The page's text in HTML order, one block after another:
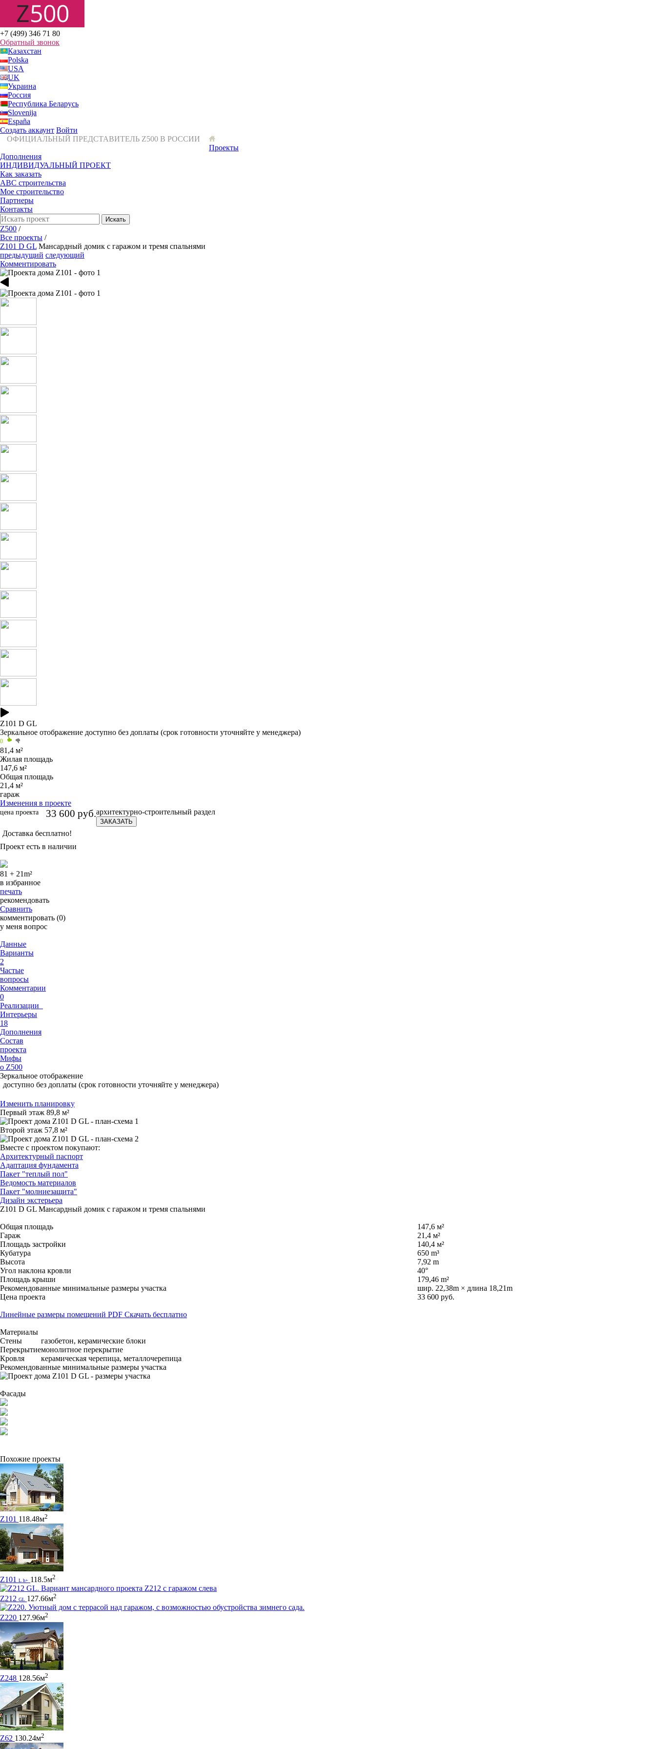
+7 (499) 346 71 80
Обратный звонок
Казахстан
Polska
USA
UK
Украина
Россия
Республика Беларусь
Slovenija
España
Создать аккаунт Войти
ОФИЦИАЛЬНЫЙ ПРЕДСТАВИТЕЛЬ Z500 В РОССИИ
Проекты
Дополнения
ИНДИВИДУАЛЬНЫЙ ПРОЕКТ
Как заказать
ABC строительства
Мое строительство
Партнеры
Контакты
Искать
Z500 /
Все проекты /
Z101 D GL Мансардный домик с гаражом и тремя спальнями
предыдущий следующий
Комментировать
Z101 D GL
Зеркальное отображение доступно без доплаты (срок готовности уточняйте у менеджера)
0
81,4 м²
Жилая площадь
147,6 м²
Общая площадь
21,4 м²
гараж
Изменения в проекте
цена проекта 33 600 руб.архитектурно-строительный раздел
ЗАКАЗАТЬ
Доставка бесплатно!
Проект есть в наличии
81 + 21m²
в избранное
печать
рекомендовать
Сравнить
комментировать (0)
у меня вопрос
Данные
Варианты
2
Частые
вопросы
Комментарии
0
Реализации
Интерьеры
18
Дополнения
Состав
проекта
Мифы
о Z500
Зеркальное отображение
доступно без доплаты (срок готовности уточняйте у менеджера)
Изменить планировку
Первый этаж 89,8 м²
Второй этаж 57,8 м²
Вместе с проектом покупают:
Архитектурный паспорт
Адаптация фундамента
Пакет "теплый пол"
Ведомость материалов
Пакет "молниезащита"
Дизайн экстерьера
Z101 D GL Мансардный домик с гаражом и тремя спальнями
Общая площадь
147,6 м²
Гараж
21,4 м²
Площадь застройки
140,4 м²
Кубатура
650 m³
Высота
7,92 m
Угол наклона кровли
40°
Площадь крыши
179,46 m²
Рекомендованные минимальные размеры участка
шир. 22,38m × длина 18,21m
Цена проекта
33 600 руб.
Линейные размеры помещений PDF Скачать бесплатно
Материалы
Стены
газобетон, керамические блоки
Перекрытиемонолитное перекрытие
Кровля
керамическая черепица, металлочерепица
Рекомендованные минимальные размеры участка
Фасады
Похожие проекты
Z101 118.48м2
Z101 L h+ 118.5м2
Z212 GL 127.66м2
Z220 127.96м2
Z248 128.56м2
Z62 130.24м2